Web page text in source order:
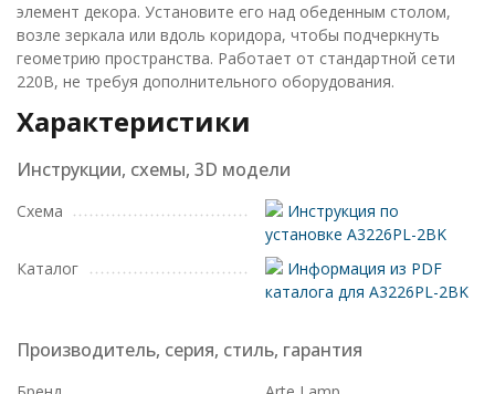
элемент декора. Установите его над обеденным столом,
возле зеркала или вдоль коридора, чтобы подчеркнуть
геометрию пространства. Работает от стандартной сети
220В, не требуя дополнительного оборудования.
Характеристики
Инструкции, схемы, 3D модели
Схема
Инструкция по
установке A3226PL-2BK
Каталог
Информация из PDF
каталога для A3226PL-2BK
Производитель, серия, стиль, гарантия